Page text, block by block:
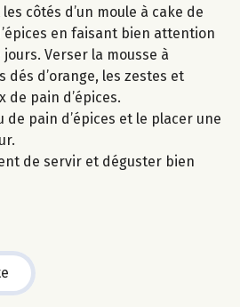
côtés d’un moule à cake de
en faisant bien attention
Verser la mousse à
dés d’orange, les zestes et
de pain d’épices.
de pain d’épices et le placer une
de servir et déguster bien